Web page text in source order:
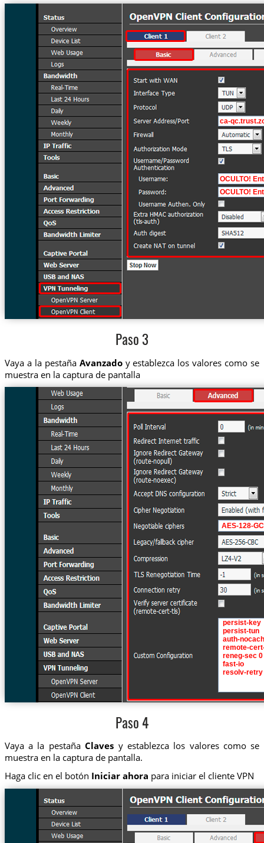
Paso 3
Vaya a la pestaña Avanzadoy establezca los valores como se
muestra en la captura de pantalla
Paso 4
Vaya a la pestañaClaves y establezca los valores como se
muestra en la captura de pantalla.
Haga clic en el botón Iniciar ahora para iniciar el cliente VPN